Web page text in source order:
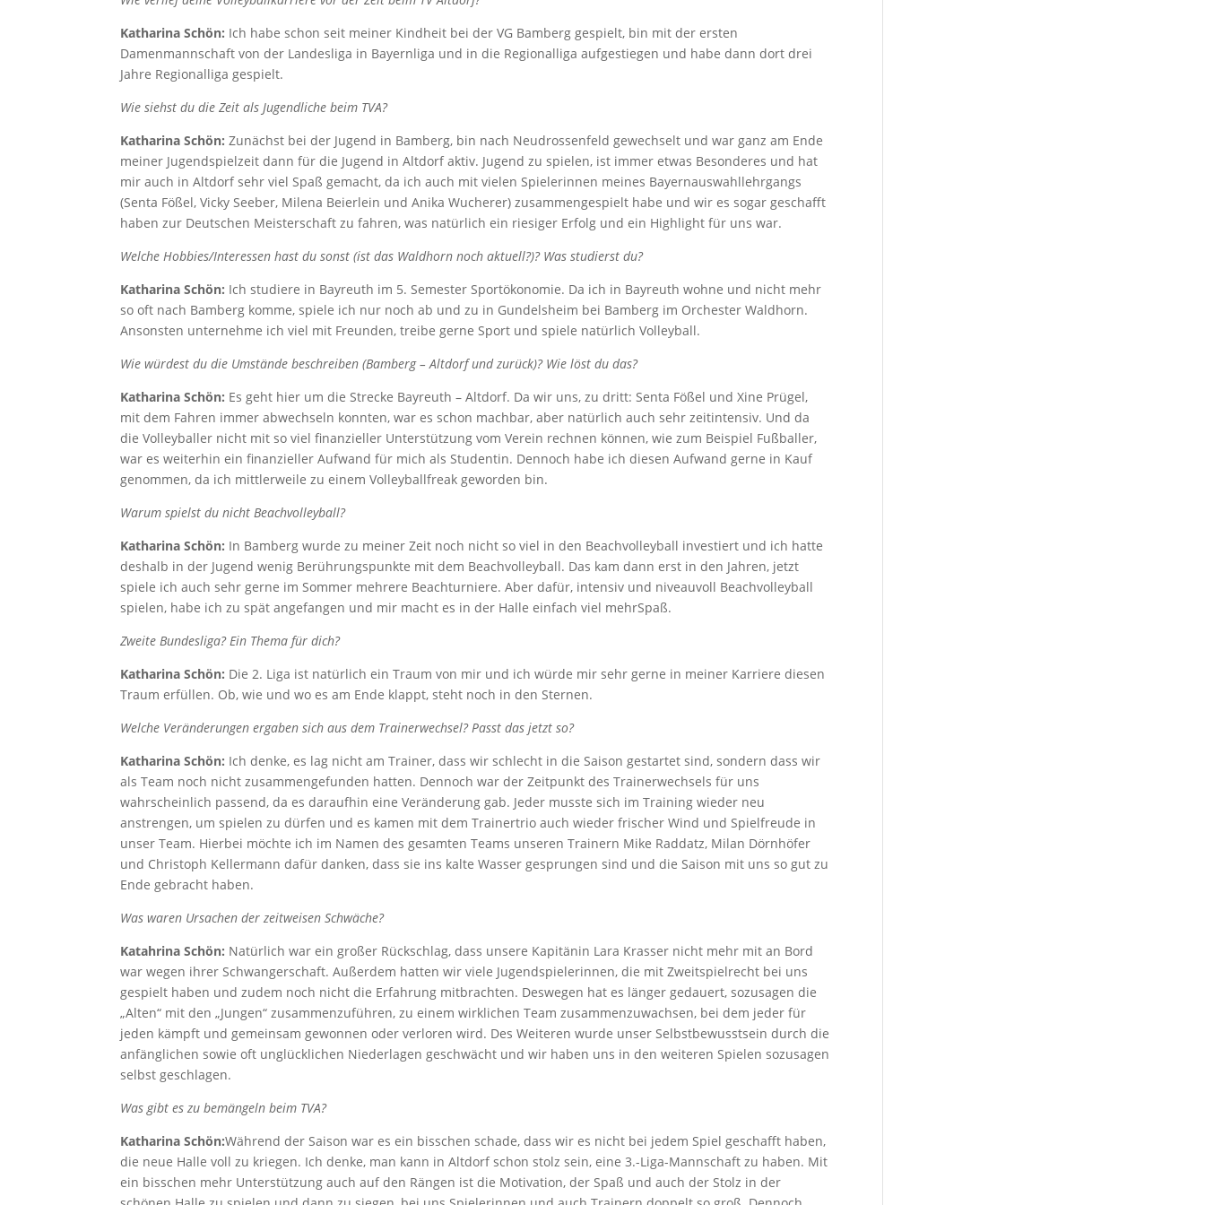
Katharina Schön: Ich habe schon seit meiner Kindheit bei der VG Bamberg gespielt, bin mit der ersten
Damenmannschaft von der Landesliga in Bayernliga und in die Regionalliga aufgestiegen und habe dann dort drei
Jahre Regionalliga gespielt.
Wie siehst du die Zeit als Jugendliche beim TVA?
Katharina Schön:Zunächst bei der Jugend in Bamberg, bin nach Neudrossenfeld gewechselt und war ganz am Ende
meiner Jugendspielzeit dann für die Jugend in Altdorf aktiv. Jugend zu spielen, ist immer etwas Besonderes und hat
mir auch in Altdorf sehr viel Spaß gemacht, da ich auch mit vielen Spielerinnen meines Bayernauswahllehrgangs
(Senta Fößel, Vicky Seeber, Milena Beierlein und Anika Wucherer) zusammengespielt habe und wir es sogar geschafft
haben zur Deutschen Meisterschaft zu fahren, was natürlich ein riesiger Erfolg und ein Highlight für uns war.
Welche Hobbies/Interessen hast du sonst (ist das Waldhorn noch aktuell?)? Was studierst du?
Katharina Schön: Ich studiere in Bayreuth im 5. Semester Sportökonomie. Da ich in Bayreuth wohne und nicht mehr
so oft nach Bamberg komme, spiele ich nur noch ab und zu in Gundelsheim bei Bamberg im Orchester Waldhorn.
Ansonsten unternehme ich viel mit Freunden, treibe gerne Sport und spiele natürlich Volleyball.
Wie würdest du die Umstände beschreiben (Bamberg – Altdorf und zurück)? Wie löst du das?
Katharina Schön: Es geht hier um die Strecke Bayreuth – Altdorf. Da wir uns, zu dritt: Senta Fößel und Xine Prügel,
mit dem Fahren immer abwechseln konnten, war es schon machbar, aber natürlich auch sehr zeitintensiv. Und da
die Volleyballer nicht mit so viel finanzieller Unterstützung vom Verein rechnen können, wie zum Beispiel Fußballer,
war es weiterhin ein finanzieller Aufwand für mich als Studentin. Dennoch habe ich diesen Aufwand gerne in Kauf
genommen, da ich mittlerweile zu einem Volleyballfreak geworden bin.
Warum spielst du nicht Beachvolleyball?
Katharina Schön: In Bamberg wurde zu meiner Zeit noch nicht so viel in den Beachvolleyball investiert und ich hatte
deshalb in der Jugend wenig Berührungspunkte mit dem Beachvolleyball. Das kam dann erst in den Jahren, jetzt
spiele ich auch sehr gerne im Sommer mehrere Beachturniere. Aber dafür, intensiv und niveauvoll Beachvolleyball
spielen, habe ich zu spät angefangen und mir macht es in der Halle einfach viel mehrSpaß.
Zweite Bundesliga? Ein Thema für dich?
Katharina Schön: Die 2. Liga ist natürlich ein Traum von mir und ich würde mir sehr gerne in meiner Karriere diesen
Traum erfüllen. Ob, wie und wo es am Ende klappt, steht noch in den Sternen.
Welche Veränderungen ergaben sich aus dem Trainerwechsel? Passt das jetzt so?
Katharina Schön: Ich denke, es lag nicht am Trainer, dass wir schlecht in die Saison gestartet sind, sondern dass wir
als Team noch nicht zusammengefunden hatten. Dennoch war der Zeitpunkt des Trainerwechsels für uns
wahrscheinlich passend, da es daraufhin eine Veränderung gab. Jeder musste sich im Training wieder neu
anstrengen, um spielen zu dürfen und es kamen mit dem Trainertrio auch wieder frischer Wind und Spielfreude in
unser Team. Hierbei möchte ich im Namen des gesamten Teams unseren Trainern Mike Raddatz, Milan Dörnhöfer
und Christoph Kellermann dafür danken, dass sie ins kalte Wasser gesprungen sind und die Saison mit uns so gut zu
Ende gebracht haben.
Was waren Ursachen der zeitweisen Schwäche?
Katahrina Schön: Natürlich war ein großer Rückschlag, dass unsere Kapitänin Lara Krasser nicht mehr mit an Bord
war wegen ihrer Schwangerschaft. Außerdem hatten wir viele Jugendspielerinnen, die mit Zweitspielrecht bei uns
gespielt haben und zudem noch nicht die Erfahrung mitbrachten. Deswegen hat es länger gedauert, sozusagen die
„Alten“ mit den „Jungen“ zusammenzuführen, zu einem wirklichen Team zusammenzuwachsen, bei dem jeder für
jeden kämpft und gemeinsam gewonnen oder verloren wird. Des Weiteren wurde unser Selbstbewusstsein durch die
anfänglichen sowie oft unglücklichen Niederlagen geschwächt und wir haben uns in den weiteren Spielen sozusagen
selbst geschlagen.
Was gibt es zu bemängeln beim TVA?
Katharina Schön:Während der Saison war es ein bisschen schade, dass wir es nicht bei jedem Spiel geschafft haben,
die neue Halle voll zu kriegen. Ich denke, man kann in Altdorf schon stolz sein, eine 3.-Liga-Mannschaft zu haben. Mit
ein bisschen mehr Unterstützung auch auf den Rängen ist die Motivation, der Spaß und auch der Stolz in der